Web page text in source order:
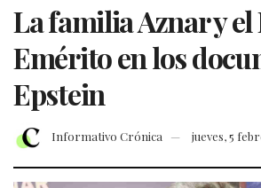
La familia Aznar y el
Emérito en los
Epstein
Informativo Crónica jueves, 5